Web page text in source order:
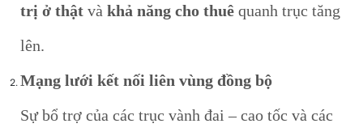
trị ở thật và khả năng cho thuê quanh trục tăng
lên.
Mạng lưới kết nối liên vùng đồng bộ
Sự bổ trợ của các trục vành đai – cao tốc và các